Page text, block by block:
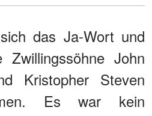
das Ja-Wort und
John
Kristopher Steven
Es war kein